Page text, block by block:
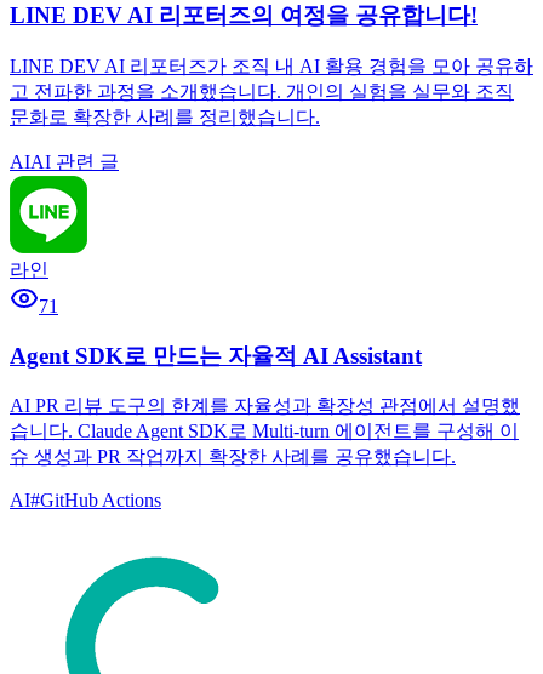
LINE DEV AI 리포터즈의 여정을 공유합니다!
LINE DEV AI 리포터즈가 조직 내 AI 활용 경험을 모아 공유하
고 전파한 과정을 소개했습니다. 개인의 실험을 실무와 조직
문화로 확장한 사례를 정리했습니다.
AIAI 관련 글
라인
71
Agent SDK로 만드는 자율적 AI Assistant
AI PR 리뷰 도구의 한계를 자율성과 확장성 관점에서 설명했
습니다. Claude Agent SDK로 Multi-turn 에이전트를 구성해 이
슈 생성과 PR 작업까지 확장한 사례를 공유했습니다.
AI#GitHub Actions